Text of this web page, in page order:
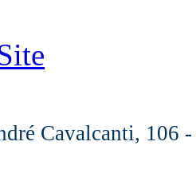
Cavalcanti, 106